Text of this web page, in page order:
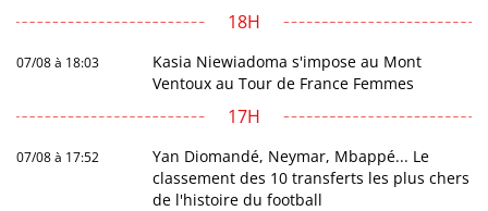
18H
07/08 à 18:03
Kasia Niewiadoma s'impose au Mont
Ventoux au Tour de France Femmes
17H
07/08 à 17:52
Yan Diomandé, Neymar, Mbappé... Le
classement des 10 transferts les plus chers
de l'histoire du football